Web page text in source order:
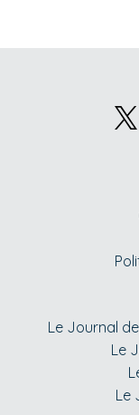
Le Journal
Le
Le